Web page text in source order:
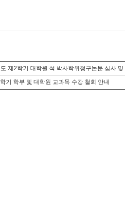
제2학기 대학원 석.박사학위청구논문 심사
기 학부 및 대학원 교과목 수강 철회 안내